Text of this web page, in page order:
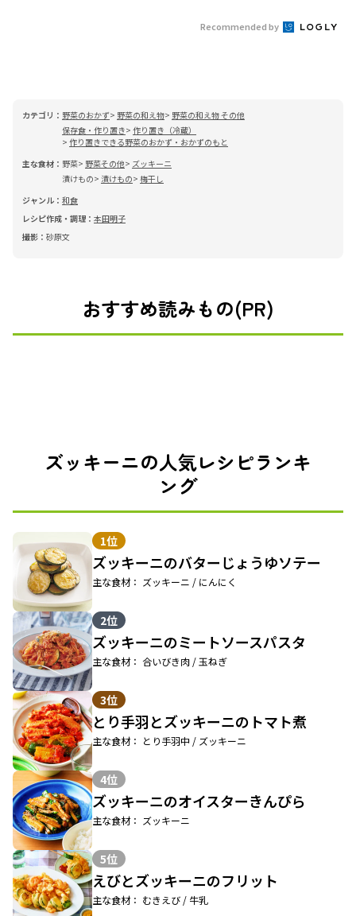
Recommended by
カテゴリ： 野菜のおかず 野菜の和え物
野菜の和え物 その他
保存食・作り置き
作り置き（冷蔵）
作り置きできる野菜のおかず・おかずのもと
主な食材： 野菜 野菜その他
ズッキーニ
漬けもの
漬けもの
梅干し
ジャンル： 和食
レシピ作成・調理： 本田明子
撮影： 砂原文
おすすめ読みもの(PR)
ズッキーニの人気レシピランキ
ング
1位
ズッキーニのバターじょうゆソテー
主な食材： ズッキーニ / にんにく
2位
ズッキーニのミートソースパスタ
主な食材： 合いびき肉 / 玉ねぎ
3位
とり手羽とズッキーニのトマト煮
主な食材： とり手羽中 / ズッキーニ
4位
ズッキーニのオイスターきんぴら
主な食材： ズッキーニ
5位
えびとズッキーニのフリット
主な食材： むきえび / 牛乳